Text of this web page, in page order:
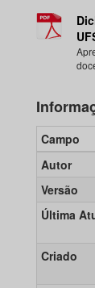
Campo
Autor
Versão
Última
Criado